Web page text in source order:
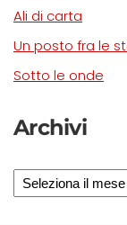
Ali di carta
Un posto fra le
Sotto le onde
Archivi
Archivi